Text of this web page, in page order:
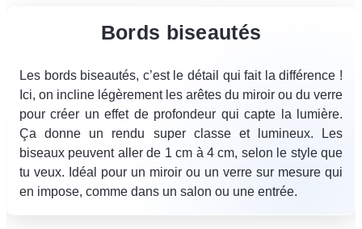
Bords biseautés
Les bords biseautés, c’est le détail qui fait la différence !
Ici, on incline légèrement les arêtes du miroir ou du verre
pour créer un effet de profondeur qui capte la lumière.
Ça donne un rendu super classe et lumineux. Les
biseaux peuvent aller de 1 cm à 4 cm, selon le style que
tu veux. Idéal pour un miroir ou un verre sur mesure qui
en impose, comme dans un salon ou une entrée.